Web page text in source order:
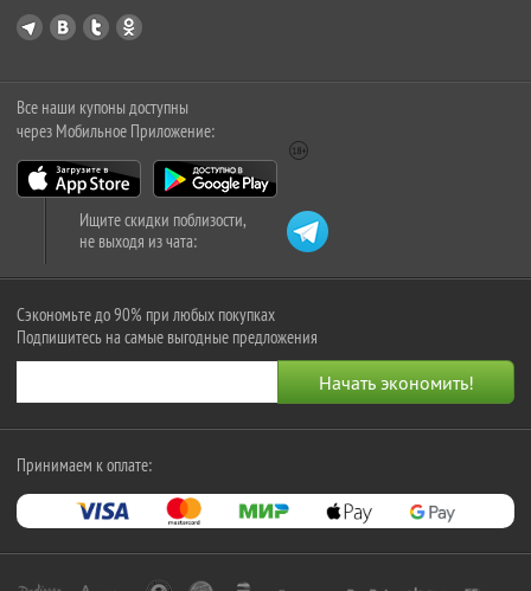
Все наши купоны доступны
через Мобильное Приложение:
Ищите скидки поблизости,
не выходя из чата:
Сэкономьте до 90% при любых покупках
Подпишитесь на самые выгодные предложения
Принимаем к оплате: